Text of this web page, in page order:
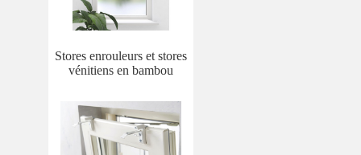
Stores enrouleurs et stores
vénitiens en bambou